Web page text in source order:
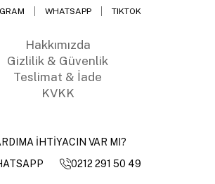
WHATSAPP TIKTOK
Hakkımızda
Gizlilik & Güvenlik
Teslimat & İade
KVKK
İHTİYACIN VAR MI?
0212 291 50 49